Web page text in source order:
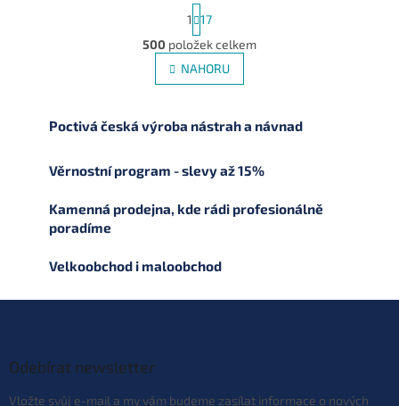
O
v
l
d
a
í
r
v
v
p
S
t
r
á
n
k
á
1
17
500 položek celkem
NAHORU
Poctivá česká výroba nástrah a návnad
Věrnostní program - slevy až 15%
Kamenná prodejna, kde rádi profesionálně
poradíme
Velkoobchod i maloobchod
Odebírat newsletter
Vložte svůj e-mail a my vám budeme zasílat informace o nových